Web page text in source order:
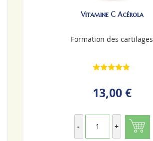
Vitamine C Acérola
Formation des cartilages
13,00 €
- +